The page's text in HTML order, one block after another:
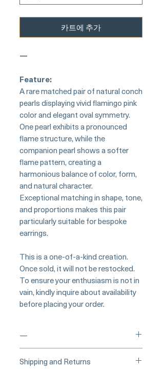
카트에 추가
—
Feature:
A rare matched pair of natural conch
pearls displaying vivid flamingo pink
color and elegant oval symmetry.
One pearl exhibits a pronounced
flame structure, while the
companion pearl shows a softer
flame pattern, creating a
harmonious balance of color, form,
and natural character.
Exceptional matching in shape, tone,
and proportions makes this pair
particularly suitable for bespoke
earrings.
This is a one-of-a-kind creation.
Once sold, it will not be restocked.
To ensure your enthusiasm is not in
vain, kindly inquire about availability
before placing your order.
—
____Buy Securely on 1stDibs
Shipping and Returns